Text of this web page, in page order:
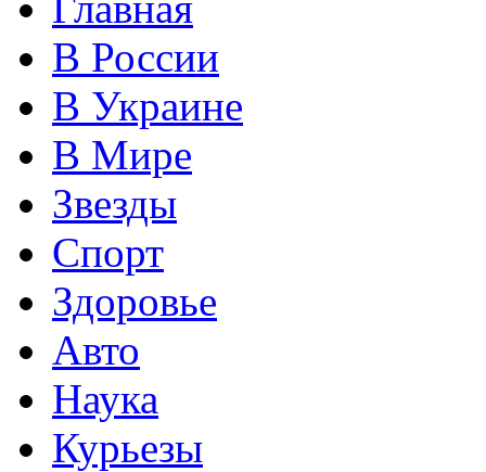
В России
В Украине
В Мире
Звезды
Спорт
Здоровье
Авто
Наука
Курьезы